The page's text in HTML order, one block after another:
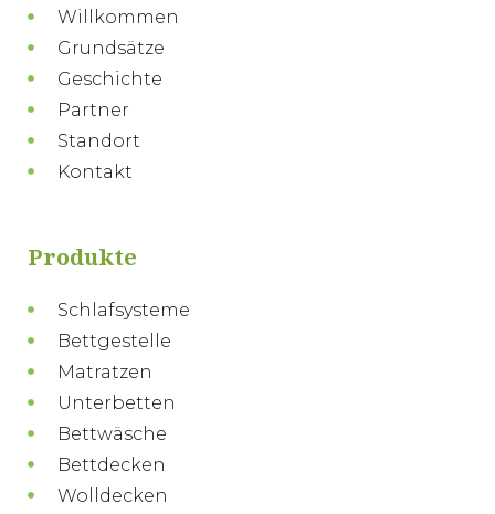
Willkommen
Grundsätze
Geschichte
Partner
Standort
Kontakt
Produkte
Schlafsysteme
Bettgestelle
Matratzen
Unterbetten
Bettwäsche
Bettdecken
Wolldecken